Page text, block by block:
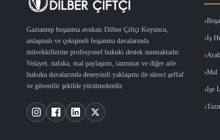
Gaziantep boşanma avukatı Dilber Çiftçi Koyuncu,
anlaşmalı ve çekişmeli boşanma davalarında
müvekkillerine profesyonel hukuki destek sunmaktadır.
Velayet, nafaka, mal paylaşımı, tazminat ve diğer aile
hukuku davalarında deneyimli yaklaşımı ile süreci şeffaf
ve güvenilir şekilde yürütmektedir.
İş
Mal
İşe